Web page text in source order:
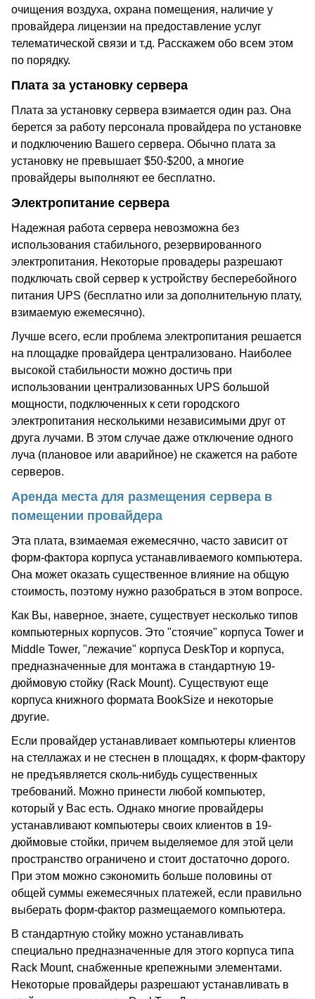
очищения воздуха, охрана помещения, наличие у
провайдера лицензии на предоставление услуг
телематической связи и т.д. Расскажем обо всем этом
по порядку.
Плата за установку сервера
Плата за установку сервера взимается один раз. Она
берется за работу персонала провайдера по установке
и подключению Вашего сервера. Обычно плата за
установку не превышает $50-$200, а многие
провайдеры выполняют ее бесплатно.
Электропитание сервера
Надежная работа сервера невозможна без
использования стабильного, резервированного
электропитания. Некоторые провадеры разрешают
подключать свой сервер к устройству бесперебойного
питания UPS (бесплатно или за дополнительную плату,
взимаемую ежемесячно).
Лучше всего, если проблема электропитания решается
на площадке провайдера централизовано. Наиболее
высокой стабильности можно достичь при
использовании централизованных UPS большой
мощности, подключенных к сети городского
электропитания несколькими независимыми друг от
друга лучами. В этом случае даже отключение одного
луча (плановое или аварийное) не скажется на работе
серверов.
Аренда места для размещения сервера в
помещении провайдера
Эта плата, взимаемая ежемесячно, часто зависит от
форм-фактора корпуса устанавливаемого компьютера.
Она может оказать существенное влияние на общую
стоимость, поэтому нужно разобраться в этом вопросе.
Как Вы, наверное, знаете, существует несколько типов
компьютерных корпусов. Это "стоячие" корпуса Tower и
Middle Tower, "лежачие" корпуса DeskTop и корпуса,
предназначенные для монтажа в стандартную 19-
дюймовую стойку (Rack Mount). Существуют еще
корпуса книжного формата BookSize и некоторые
другие.
Если провайдер устанавливает компьютеры клиентов
на стеллажах и не стеснен в площадях, к форм-фактору
не предъявляется сколь-нибудь существенных
требований. Можно принести любой компьютер,
который у Вас есть. Однако многие провайдеры
устанавливают компьютеры своих клиентов в 19-
дюймовые стойки, причем выделяемое для этой цели
пространство ограничено и стоит достаточно дорого.
При этом можно сэкономить больше половины от
общей суммы ежемесячных платежей, если правильно
выберать форм-фактор размещаемого компьютера.
В стандартную стойку можно устанавливать
специально предназначенные для этого корпуса типа
Rack Mount, снабженные крепежными элементами.
Некоторые провайдеры разрешают устанавливать в